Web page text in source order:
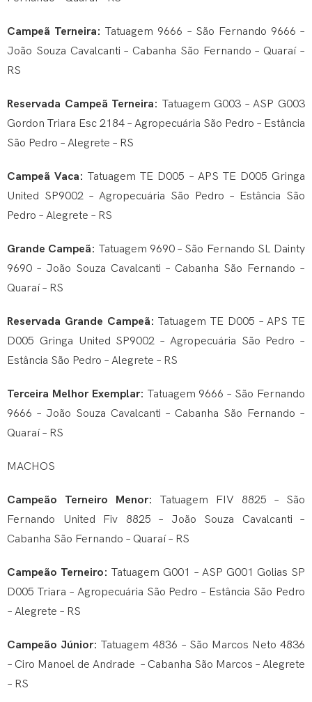
Campeã Terneira:Tatuagem 9666 – São Fernando 9666 –
João Souza Cavalcanti – Cabanha São Fernando – Quaraí –
RS
Reservada Campeã Terneira: Tatuagem G003 – ASP G003
Gordon Triara Esc 2184 – Agropecuária São Pedro – Estância
São Pedro – Alegrete – RS
Campeã Vaca:Tatuagem TE D005 – APS TE D005 Gringa
United SP9002 – Agropecuária São Pedro – Estância São
Pedro – Alegrete – RS
Grande Campeã: Tatuagem 9690 – São Fernando SL Dainty
9690 – João Souza Cavalcanti – Cabanha São Fernando –
Quaraí – RS
Reservada Grande Campeã:Tatuagem TE D005 – APS TE
D005 Gringa United SP9002 – Agropecuária São Pedro –
Estância São Pedro – Alegrete – RS
Terceira Melhor Exemplar: Tatuagem 9666 – São Fernando
9666 – João Souza Cavalcanti – Cabanha São Fernando –
Quaraí – RS
MACHOS
Campeão Terneiro Menor: Tatuagem FIV 8825 – São
Fernando United Fiv 8825 – João Souza Cavalcanti –
Cabanha São Fernando – Quaraí – RS
Campeão Terneiro:Tatuagem G001 – ASP G001 Golias SP
D005 Triara – Agropecuária São Pedro – Estância São Pedro
– Alegrete – RS
Campeão Júnior:Tatuagem 4836 – São Marcos Neto 4836
– Ciro Manoel de Andrade – Cabanha São Marcos – Alegrete
– RS